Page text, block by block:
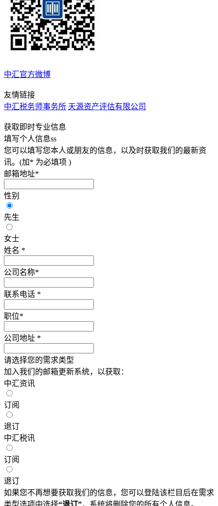
中汇官方微博
友情链接
中汇税务师事务所 天源资产评估有限公司
获取即时专业信息
填写个人信息ss
您可以填写您本人或朋友的信息，以及时获取我们的最新资
讯。(加* 为必填项 )
邮箱地址*
性别
先生
女士
姓名 *
公司名称*
联系电话 *
职位*
公司地址 *
请选择您的需求类型
加入我们的邮箱更新系统，以获取：
中汇资讯
订阅
退订
中汇税讯
订阅
退订
如果您不再想要获取我们的信息，您可以登陆该栏目后在需求
类型选项中选择“退订”，系统将删除您的所有个人信息。